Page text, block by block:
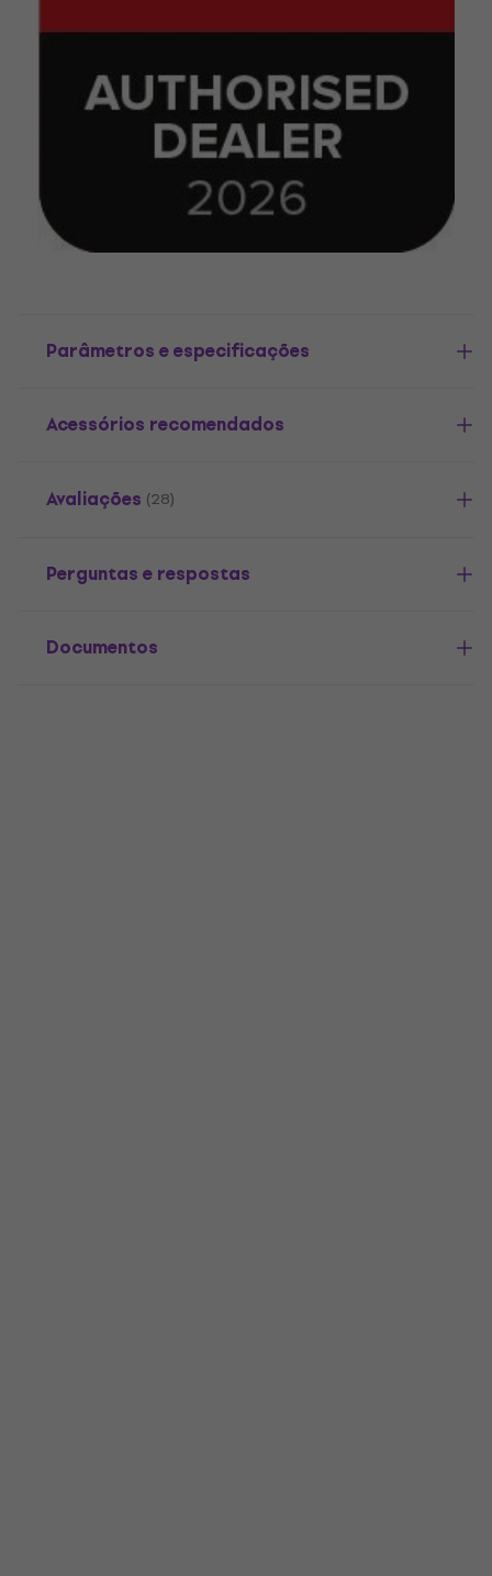
Parâmetros e especificações
Acessórios recomendados
Avaliações (28)
Perguntas e respostas
Documentos